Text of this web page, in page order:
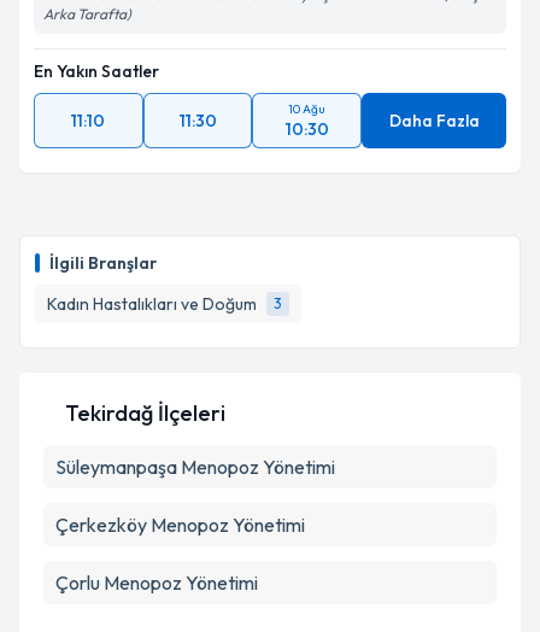
İlgili Branşlar
Kadın Hastalıkları ve Doğum
3
Arka Tarafta)
En Yakın Saatler
11:10 11:30
10 Ağu
10:30 Daha Fazla
Tekirdağ İlçeleri
Süleymanpaşa Menopoz Yönetimi
Çerkezköy Menopoz Yönetimi
Çorlu Menopoz Yönetimi